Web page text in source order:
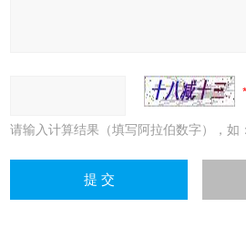
请输入计算结果（填写阿拉伯数字），如